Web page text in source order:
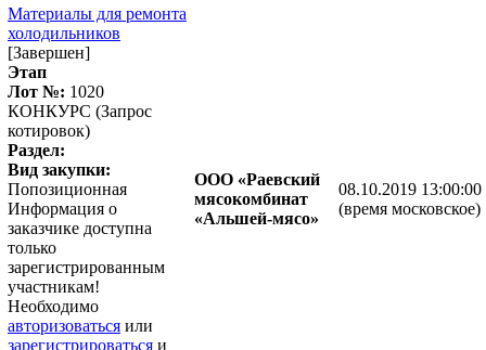
Материалы для ремонта
холодильников
[Завершен]
Этап
Лот №: 1020
КОНКУРС (Запрос
котировок)
Раздел:
Вид закупки:
Попозиционная
Информация о
заказчике доступна
только
зарегистрированным
участникам!
Необходимо
авторизоваться или
зарегистрироваться и
ООО «Раевский
мясокомбинат
«Альшей-мясо»
08.10.2019 13:00:00
(время московское)